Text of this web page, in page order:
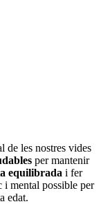
de les nostres vides
per mantenir
equilibrada i fer
i mental possible per
edat.